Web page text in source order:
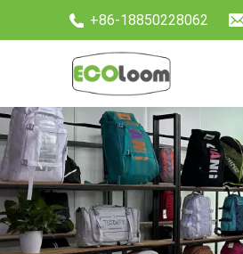
+86-18850228062